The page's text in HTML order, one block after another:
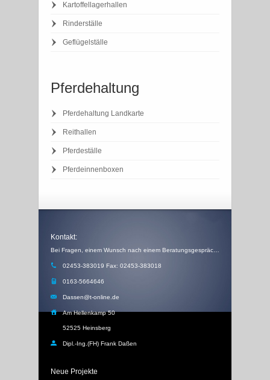
Kartoffellagerhallen
Rinderställe
Geflügelställe
Pferdehaltung
Pferdehaltung Landkarte
Reithallen
Pferdeställe
Pferdeinnenboxen
Kontakt:
02453-383019 Fax: 02453-383018
0163-5664646
Dassen@t-online.de
Am Hellenkamp 50
52525 Heinsberg
Dipl.-Ing.(FH) Frank Daßen
Neue Projekte